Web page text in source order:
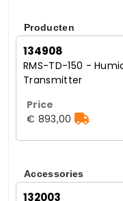
Producten
134908
RMS-TD-150 -
Transmitter
€ 893,00
Accessories
132003